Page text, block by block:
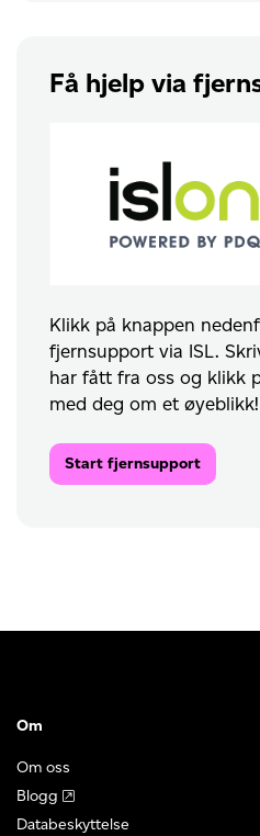
Få hjelp via
Klikk på knappen
fjernsupport via ISL.
har fått fra oss og klikk
med deg om et øyeblikk!
Start fjernsupport
Om
Om oss
Blogg
Databeskyttelse